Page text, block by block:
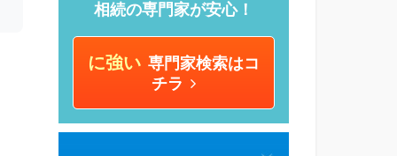
相続の専門家が安心！
に強い 専門家検索はコ
チラ